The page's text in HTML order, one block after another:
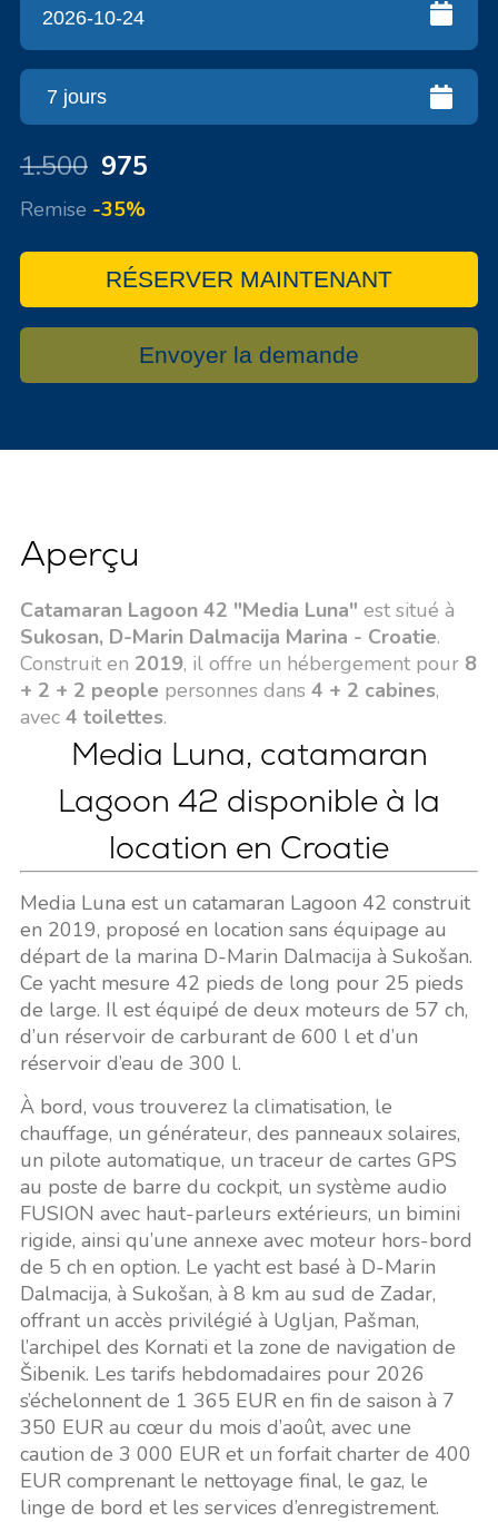
1.500 975
Remise -35%
RÉSERVER MAINTENANT
Envoyer la demande
Aperçu
Catamaran Lagoon 42 "Media Luna" est situé à
Sukosan, D-Marin Dalmacija Marina - Croatie.
Construit en 2019, il offre un hébergement pour 8
+ 2 + 2 people personnes dans 4 + 2 cabines,
avec 4 toilettes.
Media Luna, catamaran
Lagoon 42 disponible à la
location en Croatie
Media Luna est un catamaran Lagoon 42 construit
en 2019, proposé en location sans équipage au
départ de la marina D-Marin Dalmacija à Sukošan.
Ce yacht mesure 42 pieds de long pour 25 pieds
de large. Il est équipé de deux moteurs de 57 ch,
d’un réservoir de carburant de 600 l et d’un
réservoir d’eau de 300 l.
À bord, vous trouverez la climatisation, le
chauffage, un générateur, des panneaux solaires,
un pilote automatique, un traceur de cartes GPS
au poste de barre du cockpit, un système audio
FUSION avec haut-parleurs extérieurs, un bimini
rigide, ainsi qu’une annexe avec moteur hors-bord
de 5 ch en option. Le yacht est basé à D-Marin
Dalmacija, à Sukošan, à 8 km au sud de Zadar,
offrant un accès privilégié à Ugljan, Pašman,
l’archipel des Kornati et la zone de navigation de
Šibenik. Les tarifs hebdomadaires pour 2026
s’échelonnent de 1 365 EUR en fin de saison à 7
350 EUR au cœur du mois d’août, avec une
caution de 3 000 EUR et un forfait charter de 400
EUR comprenant le nettoyage final, le gaz, le
linge de bord et les services d’enregistrement.